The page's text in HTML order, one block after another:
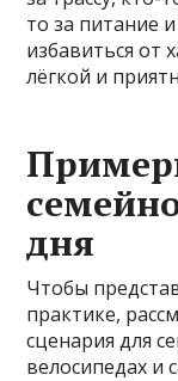
то за питание
избавиться от
лёгкой и
дня
Чтобы
практике,
сценария для
велосипедах и